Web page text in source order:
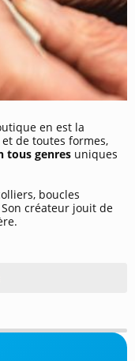
en est la
de toutes formes,
tous genres uniques
boucles
créateur jouit de